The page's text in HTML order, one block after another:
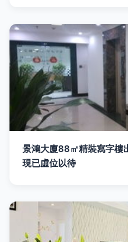
景鴻大廈88㎡精裝寫字樓
現已虛位以待